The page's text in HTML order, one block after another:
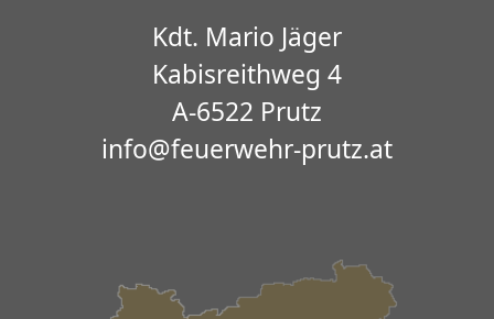
Kdt. Mario Jäger
Kabisreithweg 4
A-6522 Prutz
info@feuerwehr-prutz.at